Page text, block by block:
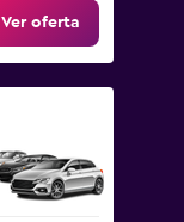
Ver oferta